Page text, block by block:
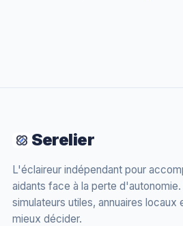
Serelier
L'éclaireur indépendant pour
aidants face à la perte
simulateurs utiles, annuaires
mieux décider.